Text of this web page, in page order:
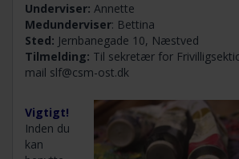
Underviser: Annette
Medunderviser: Bettina
Sted: Jernbanegade 10, Næstved
Tilmelding: Til sekretær for
mail slf@csm-ost.dk
Vigtigt!
Inden du
kan